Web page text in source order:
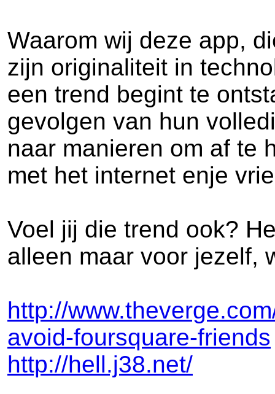
Waarom wij deze app,
zijn originaliteit in
een trend begint te
gevolgen van hun
naar manieren om af te
met het internet enje
Voel jij die trend ook?
alleen maar voor jezelf,
http://
avoid-foursquare-friends
http://hell.j38.net/